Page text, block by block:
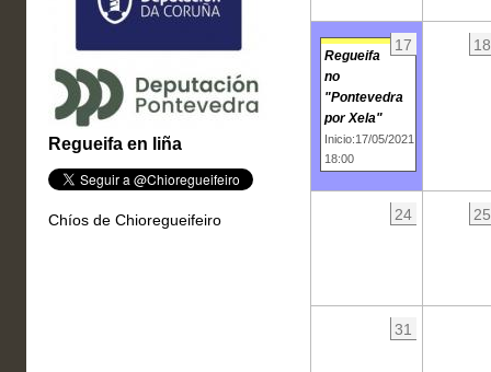
Regueifa en liña
Chíos de Chioregueifeiro
17
Regueifa
no
"Pontevedra
por Xela"
Inicio:17/05/2021
18:00
18
24 25
31